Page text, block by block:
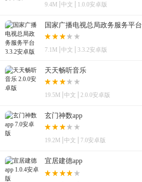
9.4M 中文 1.0.0安卓版
国家广播电视总局政务服务平台
7.1M 中文 3.3.2安卓版
天天畅听音乐
19.5M 中文 2.0.0安卓版
玄门神数app
19.2M 中文 7.0安卓版
宜居建德app